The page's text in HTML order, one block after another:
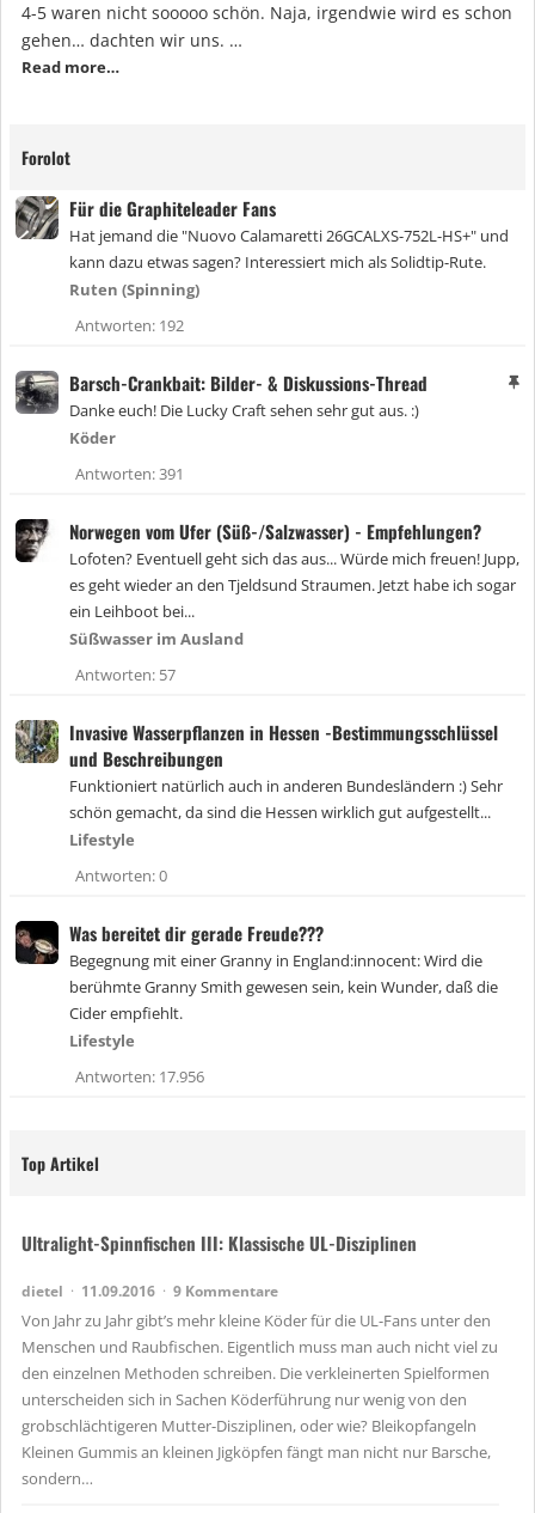
4-5 waren nicht sooooo schön. Naja, irgendwie wird es schon
gehen… dachten wir uns. …
Read more…
Forolot
Für die Graphiteleader Fans
Hat jemand die "Nuovo Calamaretti 26GCALXS-752L-HS+" und
kann dazu etwas sagen? Interessiert mich als Solidtip-Rute.
Ruten (Spinning)
Antworten 192
A
Barsch-Crankbait: Bilder- & Diskussions-Thread
Danke euch! Die Lucky Craft sehen sehr gut aus. :)
Köder
Antworten 391
Norwegen vom Ufer (Süß-/Salzwasser) - Empfehlungen?
Lofoten? Eventuell geht sich das aus... Würde mich freuen! Jupp,
es geht wieder an den Tjeldsund Straumen. Jetzt habe ich sogar
ein Leihboot bei...
Süßwasser im Ausland
Antworten 57
Invasive Wasserpflanzen in Hessen -Bestimmungsschlüssel
und Beschreibungen
Funktioniert natürlich auch in anderen Bundesländern :) Sehr
schön gemacht, da sind die Hessen wirklich gut aufgestellt...
Lifestyle
Antworten 0
Was bereitet dir gerade Freude???
Begegnung mit einer Granny in England:innocent: Wird die
berühmte Granny Smith gewesen sein, kein Wunder, daß die
Cider empfiehlt.
Lifestyle
Antworten 17.956
Top Artikel
Ultralight-Spinnfischen III: Klassische UL-Disziplinen
dietel 11.09.2016 9 Kommentare
Von Jahr zu Jahr gibt’s mehr kleine Köder für die UL-Fans unter den
Menschen und Raubfischen. Eigentlich muss man auch nicht viel zu
den einzelnen Methoden schreiben. Die verkleinerten Spielformen
unterscheiden sich in Sachen Köderführung nur wenig von den
grobschlächtigeren Mutter-Disziplinen, oder wie? Bleikopfangeln
Kleinen Gummis an kleinen Jigköpfen fängt man nicht nur Barsche,
sondern…